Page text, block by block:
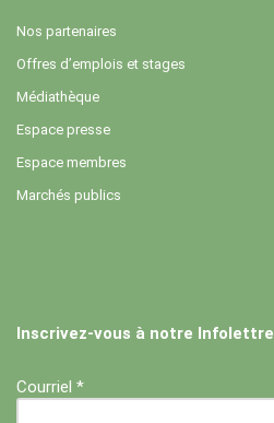
Nos partenaires
Offres d’emplois et stages
Médiathèque
Espace presse
Espace membres
Marchés publics
Inscrivez-vous à notre Infolettre
Courriel *